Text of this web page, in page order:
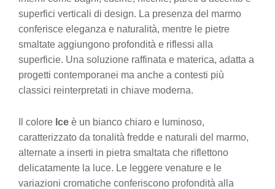
superfici verticali di design. La presenza del marmo
conferisce eleganza e naturalità, mentre le pietre
smaltate aggiungono profondità e riflessi alla
superficie. Una soluzione raffinata e materica, adatta a
progetti contemporanei ma anche a contesti più
classici reinterpretati in chiave moderna.
Il colore Ice è un bianco chiaro e luminoso,
caratterizzato da tonalità fredde e naturali del marmo,
alternate a inserti in pietra smaltata che riflettono
delicatamente la luce. Le leggere venature e le
variazioni cromatiche conferiscono profondità alla